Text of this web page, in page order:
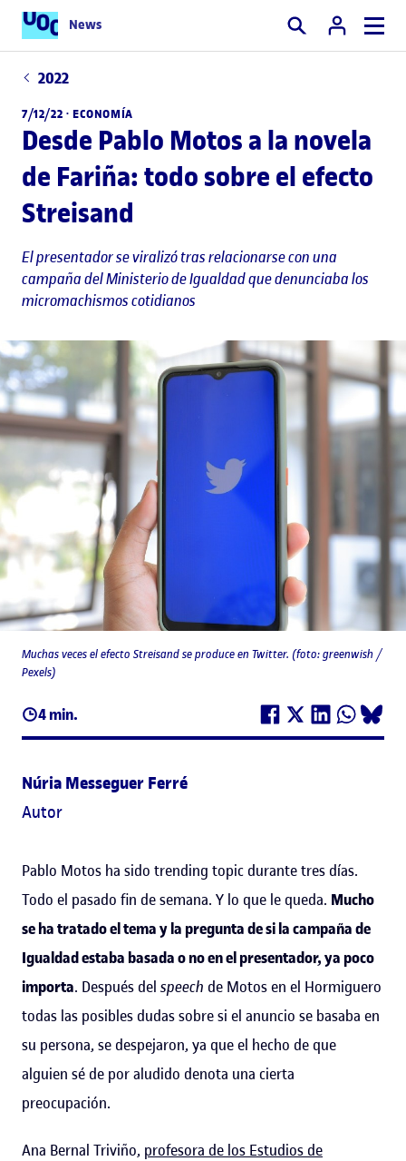
News Buscar
2022
7/12/22 · ECONOMÍA
Desde Pablo Motos a la novela
de Fariña: todo sobre el efecto
Streisand
El presentador se viralizó tras relacionarse con una
campaña del Ministerio de Igualdad que denunciaba los
micromachismos cotidianos
4 min.
Muchas veces el efecto Streisand se produce en Twitter. (foto: greenwish /
Pexels)
Núria Messeguer Ferré
Autor
Pablo Motos ha sido trending topic durante tres días.
Todo el pasado fin de semana. Y lo que le queda. Mucho
se ha tratado el tema y la pregunta de si la campaña de
Igualdad estaba basada o no en el presentador, ya poco
importa. Después del speech de Motos en el Hormiguero
todas las posibles dudas sobre si el anuncio se basaba en
su persona, se despejaron, ya que el hecho de que
alguien sé de por aludido denota una cierta
preocupación.
Ana Bernal Triviño, profesora de los Estudios de